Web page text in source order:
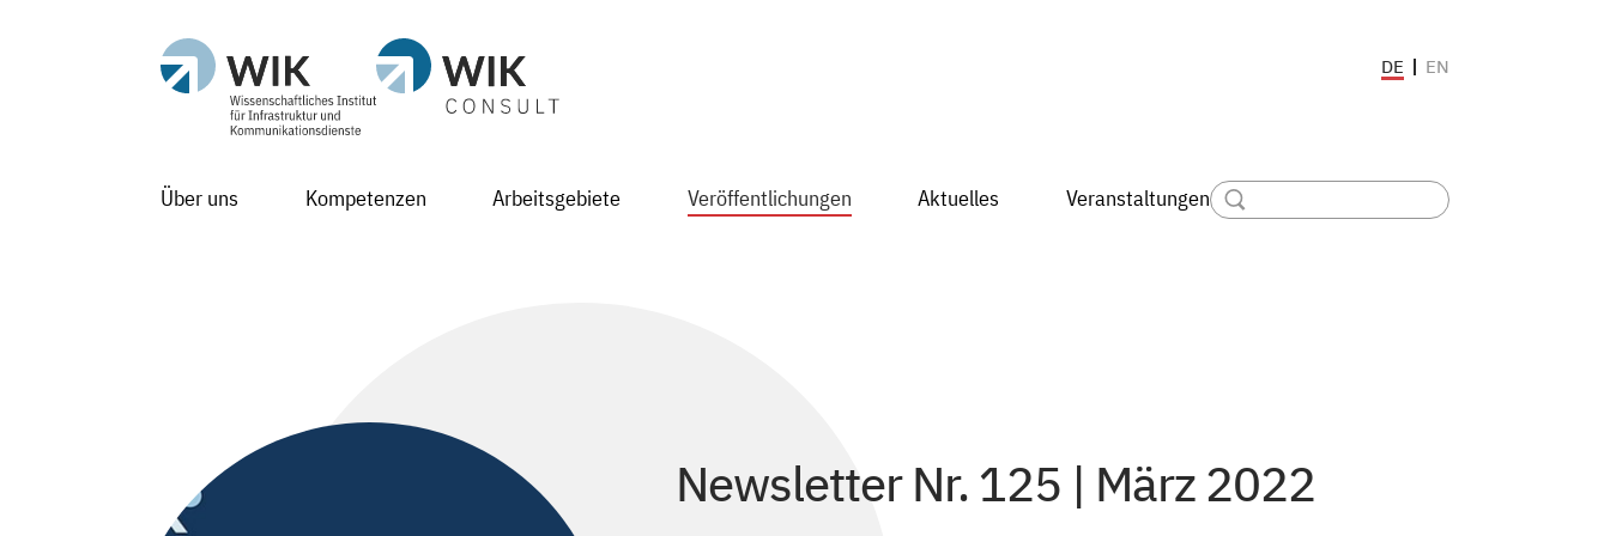
DE EN
Über uns Kompetenzen Arbeitsgebiete Veröffentlichungen Aktuelles Veranstaltungen
Newsletter Nr. 125 | März 2022